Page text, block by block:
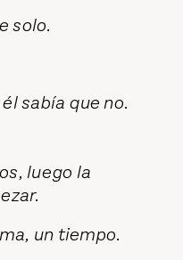
solo.
sabía que no.
luego la
un tiempo.